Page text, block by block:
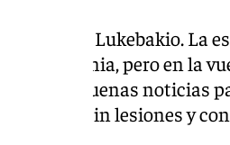
es Dodi Lukebakio.
a Ucrania, pero en la
Buenas noticias
sin lesiones y